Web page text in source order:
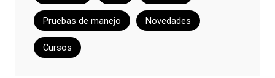
Pruebas de manejo Novedades
Cursos